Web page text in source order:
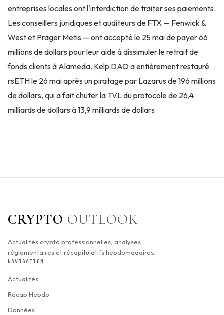
entreprises locales ont l'interdiction de traiter ses paiements.
Les conseillers juridiques et auditeurs de FTX — Fenwick &
West et Prager Metis — ont accepté le 25 mai de payer 66
millions de dollars pour leur aide à dissimuler le retrait de
fonds clients à Alameda. Kelp DAO a entièrement restauré
rsETH le 26 mai après un piratage par Lazarus de 196 millions
de dollars, qui a fait chuter la TVL du protocole de 26,4
milliards de dollars à 13,9 milliards de dollars.
CRYPTO OUTLOOK
Actualités crypto professionnelles, analyses
réglementaires et récapitulatifs hebdomadaires.
NAVIGATION
Actualités
Récap Hebdo
Données